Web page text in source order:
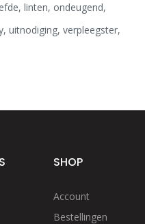
, linten, ondeugend,
, uitnodiging, verpleegster,
SHOP
Account
Bestellingen